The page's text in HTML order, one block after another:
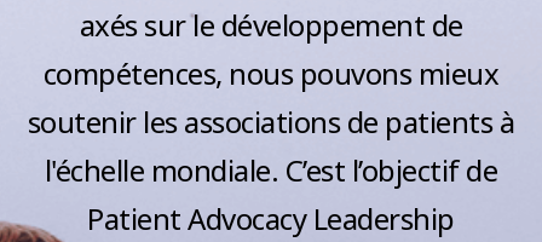
axés sur le développement de
compétences, nous pouvons mieux
soutenir les associations de patients à
l'échelle mondiale. C’est l’objectif de
Patient Advocacy Leadership